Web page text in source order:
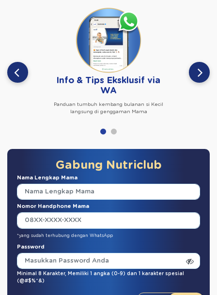
Info & Tips Eksklusif via
WA
Panduan tumbuh kembang bulanan si Kecil
langsung di genggaman Mama
Gabung Nutriclub
Nama Lengkap Mama
Nomor Handphone Mama
*yang sudah terhubung dengan WhatsApp
Password
Minimal 8 Karakter, Memiliki 1 angka (0-9) dan 1 karakter spesial
(@#$%^&)